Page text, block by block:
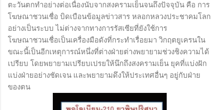
ตะวันตกทำอย่างต่อเนื่องนับจากสงครามเย็นจนถึงปัจจุบัน คือ การ
โฆษณาชวนเชื่อ บิดเบือนข้อมูลข่าวสาร หลอกหลวงประชาคมโลก
อย่างเป็นระบบ ไม่ต่างจากทางการรัสเซียที่ยังใช้การ
โฆษณาชวนเชื่อเป็นเครื่องมือดังที่กระทำเรื่อยมา วิกฤตยูเครนใน
ขณะนี้เป็นอีกเหตุการณ์หนึ่งที่ต่างฝ่ายต่างพยายามช่วงชิงความได้
เปรียบ โดยพยายามเปรียบเปรยให้นึกถึงสงครามเย็น ยุคที่แบ่งฝัก
แบ่งฝ่ายอย่างชัดเจน และพยายามดึงให้ประเทศอื่นๆ อยู่กับฝ่าย
ของตน